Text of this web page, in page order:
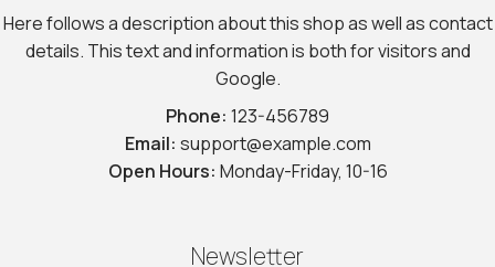
Here follows a description about this shop as well as contact
details. This text and information is both for visitors and
Google.
Phone: 123-456789
Email: support@example.com
Open Hours: Monday-Friday, 10-16
Newsletter